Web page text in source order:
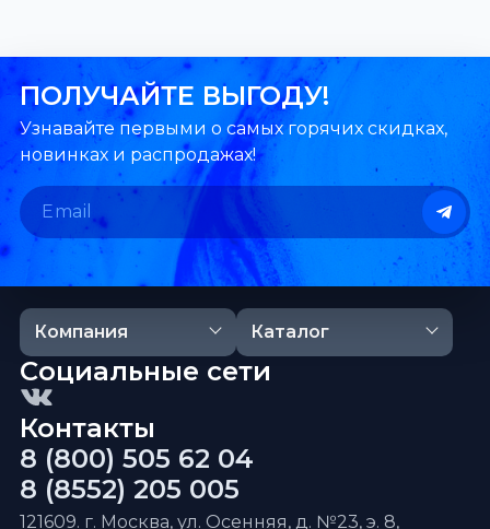
ПОЛУЧАЙТЕ ВЫГОДУ!
Узнавайте первыми о самых горячих скидках,
новинках и распродажах!
Компания Каталог
Контакты
8 (800) 505 62 04
8 (8552) 205 005
121609. г. Москва, ул. Осенняя, д. №23, э. 8,
Социальные сети